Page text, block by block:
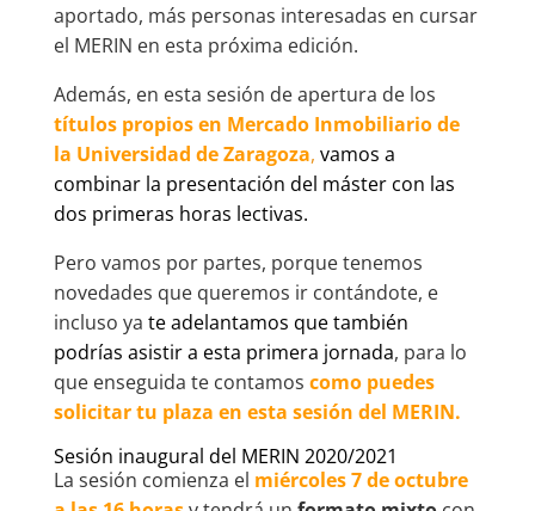
aportado, más personas interesadas en cursar
el MERIN en esta próxima edición.
Además, en esta sesión de apertura de los
títulos propios en Mercado Inmobiliario de
la Universidad de Zaragoza, vamos a
combinar la presentación del máster con las
dos primeras horas lectivas.
Pero vamos por partes, porque tenemos
novedades que queremos ir contándote, e
incluso ya te adelantamos que también
podrías asistir a esta primera jornada, para lo
que enseguida te contamos como puedes
solicitar tu plaza en esta sesión del MERIN.
Sesión inaugural del MERIN 2020/2021
La sesión comienza el miércoles 7 de octubre